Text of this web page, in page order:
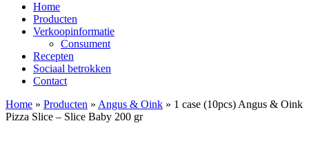
Home
Producten
Verkoopinformatie
Consument
Recepten
Sociaal betrokken
Contact
Home » Producten » Angus & Oink » 1 case (10pcs) Angus & Oink
Pizza Slice – Slice Baby 200 gr